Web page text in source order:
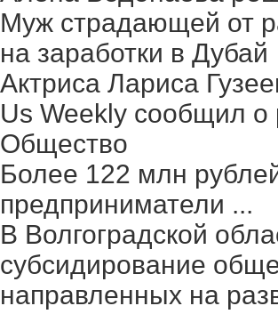
Муж страдающей от
на заработки в Дубай
Актриса Лариса
Us Weekly сообщил о
Общество
Более 122 млн
предприниматели ...
В Волгоградской
субсидирование
направленных на